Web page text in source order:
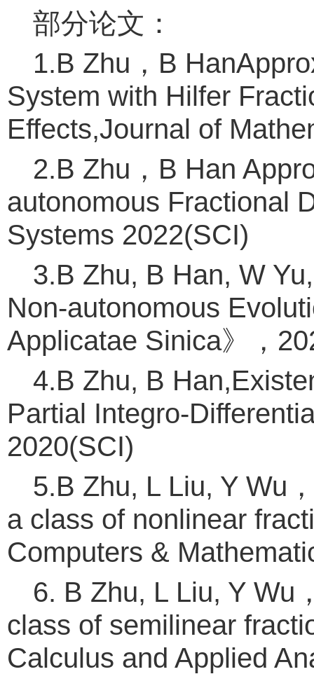
部分论文：
1.B Zhu，B
System with Hilfer
Effects,Journal of
2.B Zhu，B Han
autonomous Fractional
Systems 2022(SCI)
3.B Zhu, B Han, W
Non-autonomous
Applicatae Sinica》，
4.B Zhu, B
Partial Integro-
2020(SCI)
5.B Zhu, L Liu, Y Wu
a class of nonlinear
Computers &
6. B Zhu, L Liu, Y Wu
class of semilinear
Calculus and Applied